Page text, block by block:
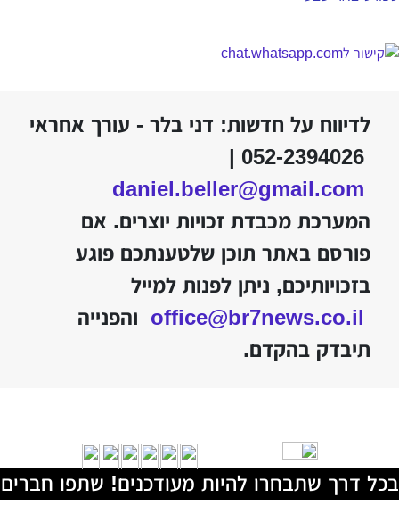
לדיווח על חדשות: דני בלר - עורך אחראי
052-2394026 |
daniel.beller@gmail.com
המערכת מכבדת זכויות יוצרים. אם
פורסם באתר תוכן שלטענתכם פוגע
בזכויותיכם, ניתן לפנות למייל
office@br7news.co.il והפנייה
תיבדק בהקדם.
בכל דרך שתבחרו להיות מעודכנים! שתפו חברים